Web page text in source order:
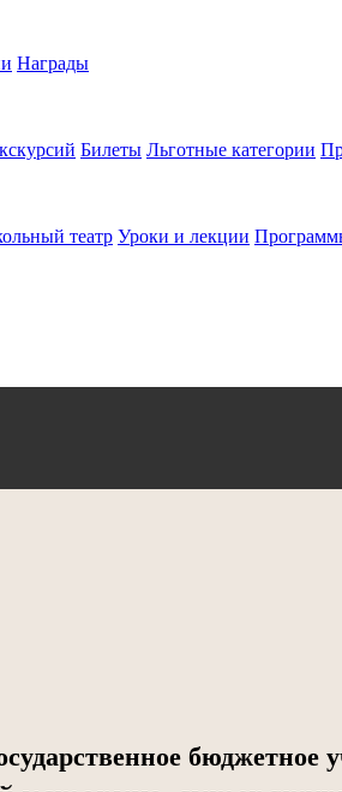
Награды
Билеты Льготные категории
театр Уроки и лекции
бюджетное